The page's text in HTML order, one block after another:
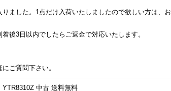
ました。1点だけ入荷いたしましたので欲しい方は、お
後3日以内でしたらご返金で対応いたします。
ご質問下さい。
中古 送料無料